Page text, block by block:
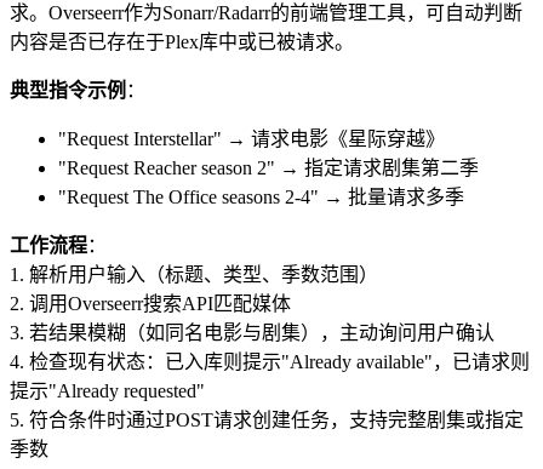
求。Overseerr作为Sonarr/Radarr的前端管理工具，可自动判断
内容是否已存在于Plex库中或已被请求。
典型指令示例 ：
"Request Interstellar" → 请求电影《星际穿越》
"Request Reacher season 2" → 指定请求剧集第二季
"Request The Office seasons 2-4" → 批量请求多季
工作流程：
1. 解析用户输入（标题、类型、季数范围）
2. 调用Overseerr搜索API匹配媒体
3. 若结果模糊（如同名电影与剧集），主动询问用户确认
4. 检查现有状态：已入库则提示"Already available"，已请求则
提示"Already requested"
5. 符合条件时通过POST请求创建任务，支持完整剧集或指定
季数